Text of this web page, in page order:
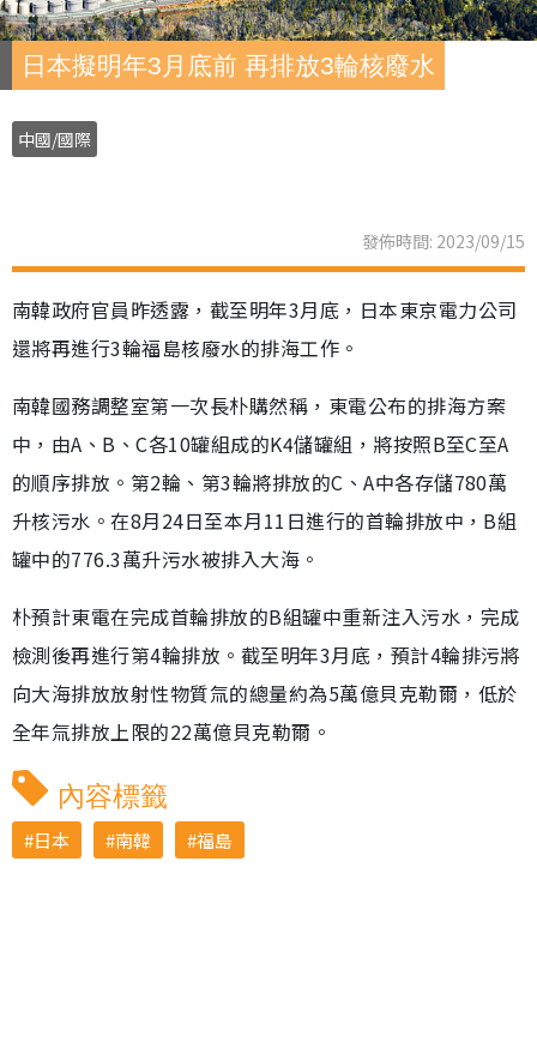
日本擬明年3月底前 再排放3輪核廢水
中國/國際
發佈時間: 2023/09/15
南韓政府官員昨透露，截至明年3月底，日本東京電力公司
還將再進行3輪福島核廢水的排海工作。
南韓國務調整室第一次長朴購然稱，東電公布的排海方案
中，由A、B、C各10罐組成的K4儲罐組，將按照B至C至A
的順序排放。第2輪、第3輪將排放的C、A中各存儲780萬
升核污水。在8月24日至本月11日進行的首輪排放中，B組
罐中的776.3萬升污水被排入大海。
朴預計東電在完成首輪排放的B組罐中重新注入污水，完成
檢測後再進行第4輪排放。截至明年3月底，預計4輪排污將
向大海排放放射性物質氚的總量約為5萬億貝克勒爾，低於
全年氚排放上限的22萬億貝克勒爾。
內容標籤
日本 南韓 福島